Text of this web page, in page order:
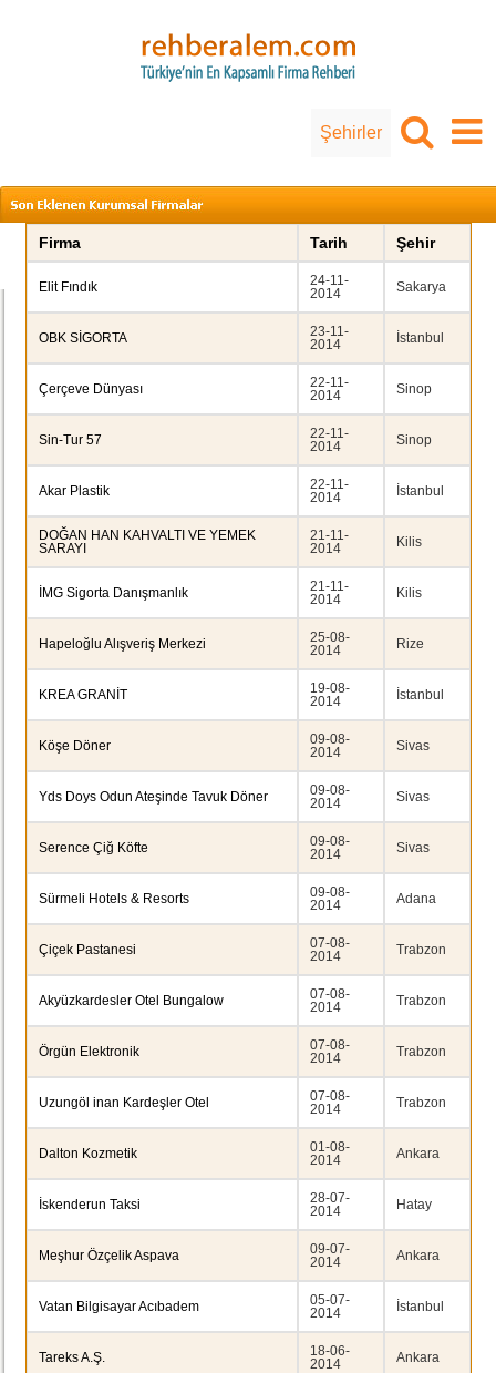
Şehirler
Firma Tarih Şehir
Elit Fındık
24-11-
2014
Sakarya
OBK SİGORTA
23-11-
2014
İstanbul
Çerçeve Dünyası
22-11-
2014
Sinop
Sin-Tur 57
22-11-
2014
Sinop
Akar Plastik
22-11-
2014
İstanbul
DOĞAN HAN KAHVALTI VE YEMEK
SARAYI
21-11-
2014
Kilis
İMG Sigorta Danışmanlık
21-11-
2014
Kilis
Hapeloğlu Alışveriş Merkezi
25-08-
2014
Rize
KREA GRANİT
19-08-
2014
İstanbul
Köşe Döner
09-08-
2014
Sivas
Yds Doys Odun Ateşinde Tavuk Döner
09-08-
2014
Sivas
Serence Çiğ Köfte
09-08-
2014
Sivas
Sürmeli Hotels & Resorts
09-08-
2014
Adana
Çiçek Pastanesi
07-08-
2014
Trabzon
Akyüzkardesler Otel Bungalow
07-08-
2014
Trabzon
Örgün Elektronik
07-08-
2014
Trabzon
Uzungöl inan Kardeşler Otel
07-08-
2014
Trabzon
Dalton Kozmetik
01-08-
2014
Ankara
İskenderun Taksi
28-07-
2014
Hatay
Meşhur Özçelik Aspava
09-07-
2014
Ankara
Vatan Bilgisayar Acıbadem
05-07-
2014
İstanbul
Tareks A.Ş.
18-06-
2014
Ankara